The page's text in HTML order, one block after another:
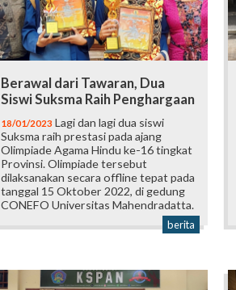
Berawal dari Tawaran, Dua
Siswi Suksma Raih Penghargaan
18/01/2023 Lagi dan lagi dua siswi
Suksma raih prestasi pada ajang
Olimpiade Agama Hindu ke-16 tingkat
Provinsi. Olimpiade tersebut
dilaksanakan secara offline tepat pada
tanggal 15 Oktober 2022, di gedung
CONEFO Universitas Mahendradatta.
berita